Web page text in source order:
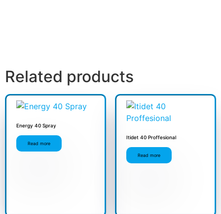
Related products
Energy 40 Spray
Read more
Itidet 40 Proffesional
Read more